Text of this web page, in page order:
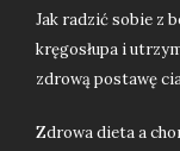
Jak radzić sobie z
kręgosłupa i
zdrową postawę
Zdrowa dieta a